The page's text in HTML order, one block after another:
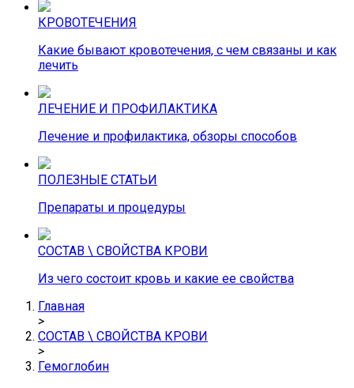
КРОВОТЕЧЕНИЯ
Какие бывают кровотечения, с чем связаны и как
лечить
ЛЕЧЕНИЕ И ПРОФИЛАКТИКА
Лечение и профилактика, обзоры способов
ПОЛЕЗНЫЕ СТАТЬИ
Препараты и процедуры
СОСТАВ \ СВОЙСТВА КРОВИ
Из чего состоит кровь и какие ее свойства
Главная
>
СОСТАВ \ СВОЙСТВА КРОВИ
>
Гемоглобин